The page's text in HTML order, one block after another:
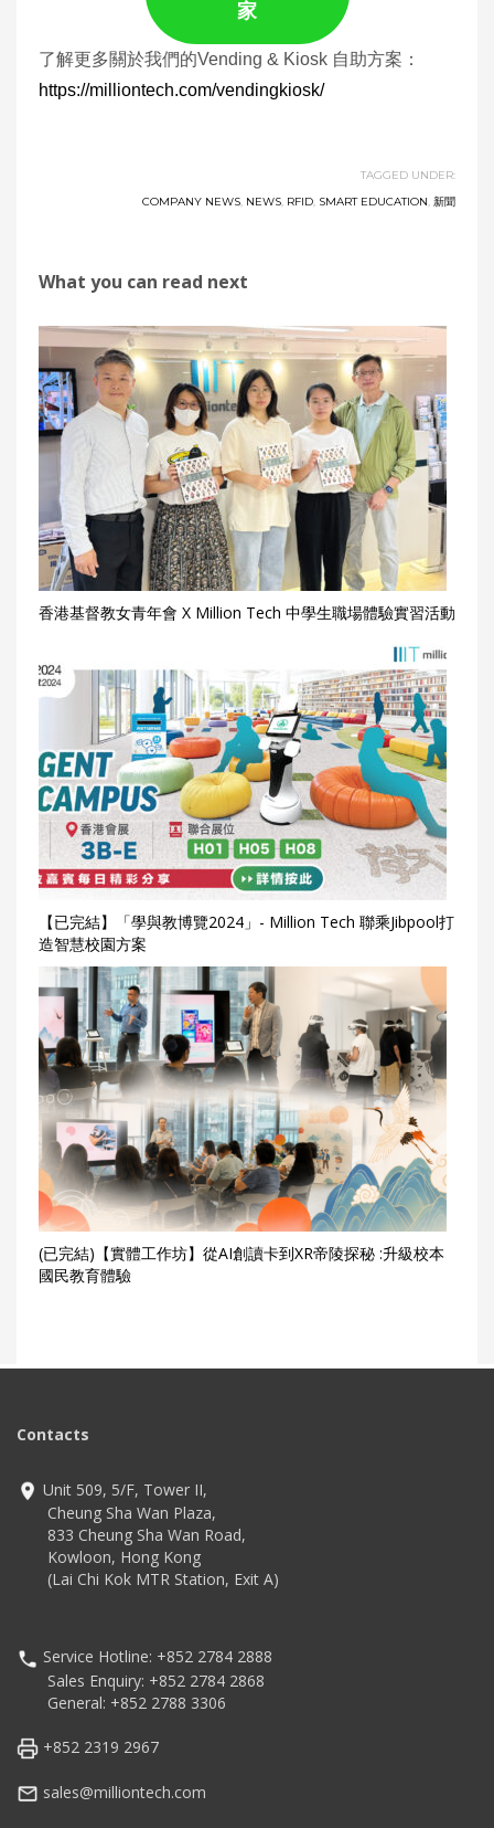
家
了解更多關於我們的Vending & Kiosk 自助方案：
https://milliontech.com/vendingkiosk/
TAGGED UNDER:
COMPANY NEWS, NEWS, RFID, SMART EDUCATION, 新聞
What you can read next
香港基督教女青年會 X Million Tech 中學生職場體驗實習活動
【已完結】「學與教博覽2024」- Million Tech 聯乘Jibpool打
造智慧校園方案
(已完結)【實體工作坊】從AI創讀卡到XR帝陵探秘 :升級校本
國民教育體驗
Contacts
Unit 509, 5/F, Tower II,
Cheung Sha Wan Plaza,
833 Cheung Sha Wan Road,
Kowloon, Hong Kong
(Lai Chi Kok MTR Station, Exit A)
Service Hotline: +852 2784 2888
Sales Enquiry: +852 2784 2868
General: +852 2788 3306
+852 2319 2967
sales@milliontech.com